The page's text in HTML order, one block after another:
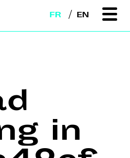
FR EN
in